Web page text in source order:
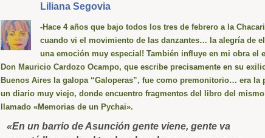
Liliana Segovia
-Hace 4 años que bajo todos los tres de febrero a la
cuando vi el movimiento de las danzantes… la alegría de
una emoción muy especial! También influye en mi obra el
Don Mauricio Cardozo Ocampo, que escribe precisamente en su
Buenos Aires la galopa “Galoperas”, fue como premonitorio… era la
un diario muy viejo, donde encuentro fragmentos del libro del
llamado «Memorias de un Pychai».
«En un barrio de Asunción gente viene, gente va